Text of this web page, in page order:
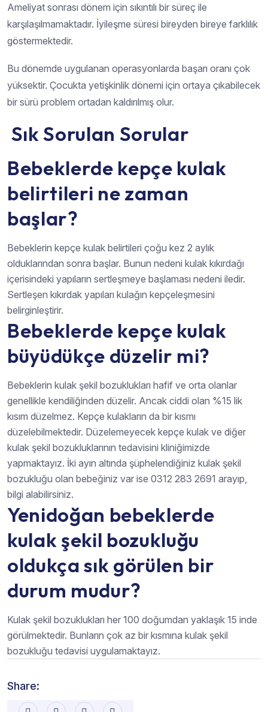
Ameliyat sonrası dönem için sıkıntılı bir süreç ile
karşılaşılmamaktadır. İyileşme süresi bireyden bireye farklılık
göstermektedir.
Bu dönemde uygulanan operasyonlarda başarı oranı çok
yüksektir. Çocukta yetişkinlik dönemi için ortaya çıkabilecek
bir sürü problem ortadan kaldırılmış olur.
Sık Sorulan Sorular
Bebeklerde kepçe kulak
belirtileri ne zaman
başlar?
Bebeklerin kepçe kulak belirtileri çoğu kez 2 aylık
olduklarından sonra başlar. Bunun nedeni kulak kıkırdağı
içerisindeki yapıların sertleşmeye başlaması nedeni iledir.
Sertleşen kıkırdak yapıları kulağın kepçeleşmesini
belirginleştirir.
Bebeklerde kepçe kulak
büyüdükçe düzelir mi?
Bebeklerin kulak şekil bozuklukları hafif ve orta olanlar
genellikle kendiliğinden düzelir. Ancak ciddi olan %15 lik
kısım düzelmez. Kepçe kulakların da bir kısmı
düzelebilmektedir. Düzelemeyecek kepçe kulak ve diğer
kulak şekil bozukluklarının tedavisini kliniğimizde
yapmaktayız. İki ayın altında şüphelendiğiniz kulak şekil
bozukluğu olan bebeğiniz var ise 0312 283 2691 arayıp,
bilgi alabilirsiniz.
Yenidoğan bebeklerde
kulak şekil bozukluğu
oldukça sık görülen bir
durum mudur?
Kulak şekil bozuklukları her 100 doğumdan yaklaşık 15 inde
görülmektedir. Bunların çok az bir kısmına kulak şekil
bozukluğu tedavisi uygulamaktayız.
Share: